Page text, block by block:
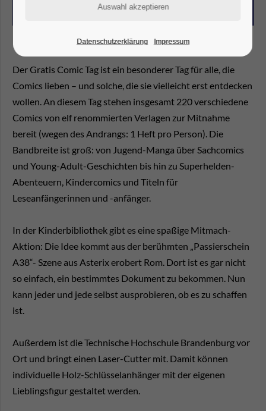
Der Gratis Comic Tag ist ein besonderer Tag für alle, die
Comics lieben – und solche, die sie vielleicht erst entdecken
wollen. An diesem Tag stehen insgesamt 220 verschiedene
Comics von elf renommierten Verlagen zur Mitnahme
bereit (wegen des Andrangs: 1 Heft pro Person). Die
Bandbreite ist groß: von Jugend-Manga über Sachcomics
und Young-Adult-Geschichten bis hin zu Superhelden-
Abenteuern, Kindercomics und Titeln für
Leseanfängerinnen und -anfänger.
In der Kinderbibliothek gibt es eine spaßige Mitmach-
Aktion: Die Idee kommt aus der berühmten „Passierschein
A38“- Szene aus Asterix erobert Rom. Dort ist es gar nicht
so einfach, ein bestimmtes Dokument zu bekommen. Nun
kann jeder und jede selbst ausprobieren, ob es zu schaffen
ist.
Außerdem ist die Technische Hochschule Brandenburg vor
Ort und bringt einen Laser-Cutter mit. Damit können
individuelle Holz-Schlüsselanhänger mit der eigenen
Lieblingsfigur gestaltet werden.
Datenschutzerklärung Impressum